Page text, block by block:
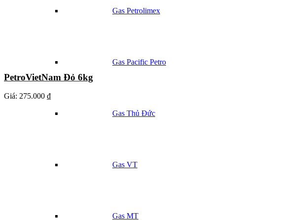
Gas Petrolimex
Gas Pacific Petro
Gas Thủ Đức
Gas VT
Gas MT
PetroVietNam Đỏ 6kg
Giá: 275.000 ₫